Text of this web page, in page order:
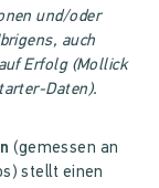
und/oder
auch
Erfolg (Mollick
Daten).
(gemessen an
stellt einen